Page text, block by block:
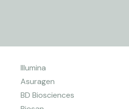
Illumina
Asuragen
BD Biosciences